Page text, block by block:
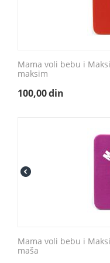
Mama voli bebu i
maksim
100,00din
Mama voli bebu i
maša